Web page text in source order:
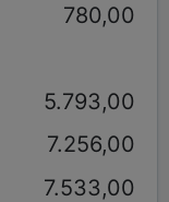
780,00
5.793,00
7.256,00
7.533,00